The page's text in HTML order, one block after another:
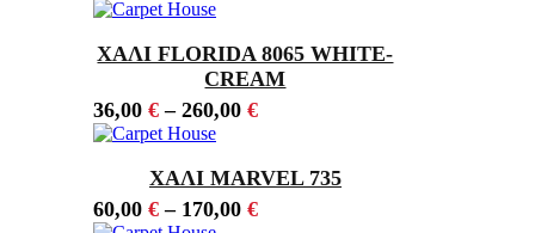
ΧΑΛΙ FLORIDA 8065 WHITE-
CREAM
36,00 €– 260,00 €
ΧΑΛΙ MARVEL 735
60,00 €– 170,00 €